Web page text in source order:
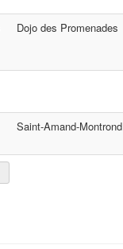
Dojo des Promenades
Saint-Amand-Montrond